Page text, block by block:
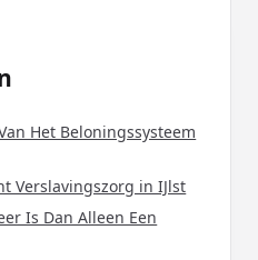
Het Beloningssysteem
Verslavingszorg in IJlst
Is Dan Alleen Een